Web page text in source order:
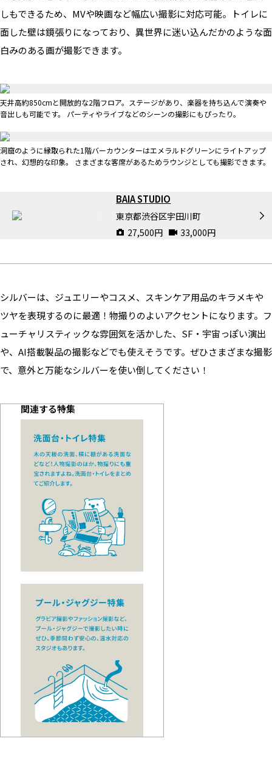
しもできるため、MVや映画など幅広い撮影に対応可能。トイレに
面した壁は鏡張りになっており、異世界に迷い込んだかのような面
白みのある画が撮影できます。
天井高約850cmと開放的な2階フロア。ステージがあり、楽器を持ち込んで演奏や
音出しも可能です。 パーティやライブなどのシーンの撮影にもぴったり。
洞窟のように縁取られた1階バーカウンターはエメラルドグリーンにライトアップ
され、幻想的な印象。 さまざまな客席があるためラウンジとしても撮影できます。
BAIA STUDIO
東京都渋谷区宇田川町
27,500円 33,000円
シルバーは、ジュエリーやコスメ、スキンケア用品のキラメキや
ツヤを表現するのに最適！物撮りのよいアクセントになります。フ
ューチャリスティックな雰囲気を活かした、SF・宇宙っぽい演出
や、AI搭載製品の撮影などでも使えそうです。ぜひさまざまな撮影
で、意外と万能なシルバーを使い倒してください！
関連する特集